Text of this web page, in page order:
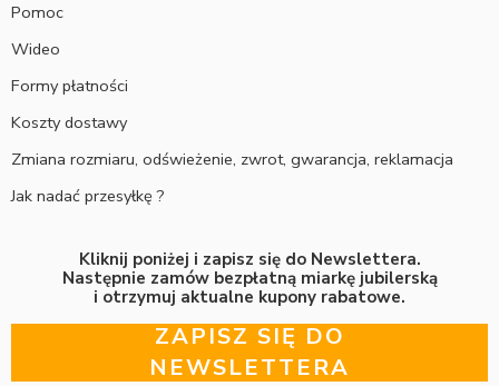
Pomoc
Wideo
Formy płatności
Koszty dostawy
Zmiana rozmiaru, odświeżenie, zwrot, gwarancja, reklamacja
Jak nadać przesyłkę ?
Kliknij poniżej i zapisz się do Newslettera.
Następnie zamów bezpłatną miarkę jubilerską
i otrzymuj aktualne kupony rabatowe.
ZAPISZ SIĘ DO
NEWSLETTERA